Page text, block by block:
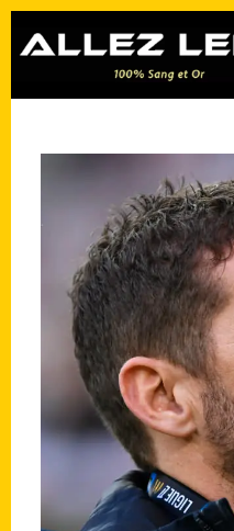
contenu